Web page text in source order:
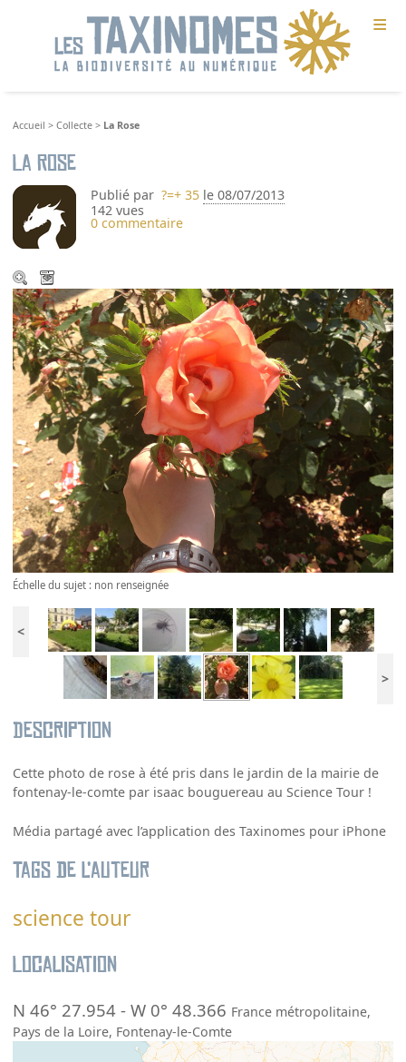
≡
Accueil >Collecte > La Rose
La Rose
Publié par ?=+ 35 le 08/07/2013
142 vues
0 commentaire
Échelle du sujet : non renseignée
<
>
Description
Cette photo de rose à été pris dans le jardin de la mairie de
fontenay-le-comte par isaac bouguereau au Science Tour !
Média partagé avec l’application des Taxinomes pour iPhone
Tags de l’auteur
science tour
Localisation
N 46° 27.954 -W 0° 48.366 France métropolitaine,
Pays de la Loire, Fontenay-le-Comte